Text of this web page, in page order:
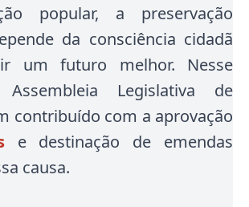
popular, a preservação
da consciência cidadã
um futuro melhor. Nesse
Legislativa de
contribuído com a aprovação
e destinação de emendas
causa.